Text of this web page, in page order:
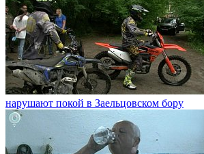
нарушают покой в Заельцовском бору